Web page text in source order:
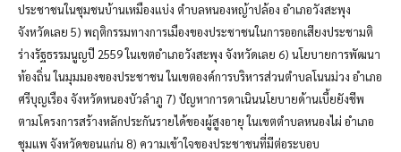
ประชาชนในชุมชนบ้านเหมืองแบ่ง ตำบลหนองหญ้าปล้อง อำเภอวังสะพุง
จังหวัดเลย 5) พฤติกรรมทางการเมืองของประชาชนในการออกเสียงประชามติ
ร่างรัฐธรรมนูญปี 2559 ในเขตอำเภอวังสะพุง จังหวัดเลย 6) นโยบายการพัฒนา
ท้องถิ่น ในมุมมองของประชาชน ในเขตองค์การบริหารส่วนตำบลโนนม่วง อำเภอ
ศรีบุญเรือง จังหวัดหนองบัวลำภู 7) ปัญหาการดาเนินนโยบายด้านเบี้ยยังชีพ
ตามโครงการสร้างหลักประกันรายได้ของผู้สูงอายุ ในเขตตำบลหนองไผ่ อำเภอ
ชุมแพ จังหวัดขอนแก่น 8) ความเข้าใจของประชาชนที่มีต่อระบอบ